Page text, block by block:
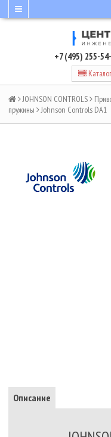
+7 (495) 255-
Каталог
JOHNSON CONTROLS
пружины
Johnson Controls DA1
Описание